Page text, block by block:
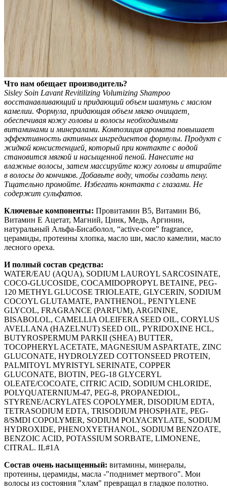
Что нам обещает производитель?
Sisley Soin Lavant Revitilizing Volumizing Shampoo
восстанавливающий и придающий объем шампунь с маслом
камелии. Формула, придающая объем мягко очищает,
обеспечивая кожу головы и волосы необходимыми
витаминами и минералами. Композиция аромата повышает
эффективность активных ингредиентов формулы. Продукт с
жидкой консистенцией, который при контакте с водой
становится мягкой и насыщенной пеной. Нанесите на
влажные волосы, затем массируйте кожу головы и втирайте
в волосы до кончиков. Добавьте воду, чтобы создать пену.
Тщательно промойте. Избегать контакта с глазами. Не
содержит сульфатов.
Ключевые компоненты: Провитамин B5, Витамин B6,
Витамин E Ацетат, Магний, Цинк, Медь, Аргинин,
натуральный Альфа-Бисаболол, “active-core” fragrance,
церамиды, протеины хлопка, масло ши, масло камелии, масло
лесного ореха.
И полный состав средства:
WATER/EAU (AQUA), SODIUM LAUROYL SARCOSINATE,
COCO-GLUCOSIDE, COCAMIDOPROPYL BETAINE, PEG-
120 METHYL GLUCOSE TRIOLEATE, GLYCERIN, SODIUM
COCOYL GLUTAMATE, PANTHENOL, PENTYLENE
GLYCOL, FRAGRANCE (PARFUM), ARGININE,
BISABOLOL, CAMELLIA OLEIFERA SEED OIL, CORYLUS
AVELLANA (HAZELNUT) SEED OIL, PYRIDOXINE HCL,
BUTYROSPERMUM PARKII (SHEA) BUTTER,
TOCOPHERYL ACETATE, MAGNESIUM ASPARTATE, ZINC
GLUCONATE, HYDROLYZED COTTONSEED PROTEIN,
PALMITOYL MYRISTYL SERINATE, COPPER
GLUCONATE, BIOTIN, PEG-18 GLYCERYL
OLEATE/COCOATE, CITRIC ACID, SODIUM CHLORIDE,
POLYQUATERNIUM-47, PEG-8, PROPANEDIOL,
STYRENE/ACRYLATES COPOLYMER, DISODIUM EDTA,
TETRASODIUM EDTA, TRISODIUM PHOSPHATE, PEG-
8/SMDI COPOLYMER, SODIUM POLYACRYLATE, SODIUM
HYDROXIDE, PHENOXYETHANOL, SODIUM BENZOATE,
BENZOIC ACID, POTASSIUM SORBATE, LIMONENE,
CITRAL. IL#1A
Состав очень насыщенный: витамины, минералы,
протеины, церамиды, масла -"поднимет мертвого". Мои
волосы из состояния "хлам" превращал в гладкое полотно.